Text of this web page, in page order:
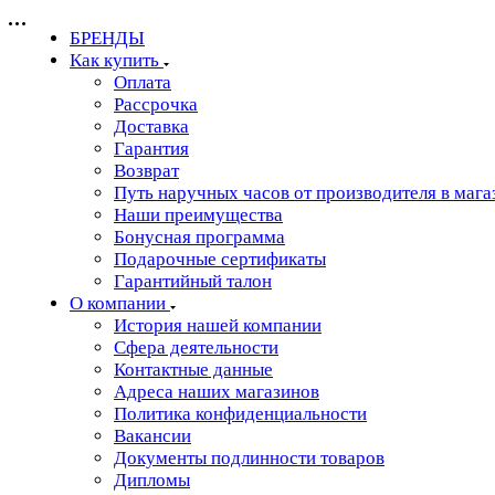
БРЕНДЫ
Как купить
Оплата
Рассрочка
Доставка
Гарантия
Возврат
Путь наручных часов от производителя в
Наши преимущества
Бонусная программа
Подарочные сертификаты
Гарантийный талон
О компании
История нашей компании
Сфера деятельности
Контактные данные
Адреса наших магазинов
Политика конфиденциальности
Вакансии
Документы подлинности товаров
Дипломы